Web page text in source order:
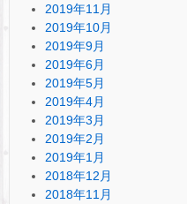
2019年11月
2019年10月
2019年9月
2019年6月
2019年5月
2019年4月
2019年3月
2019年2月
2019年1月
2018年12月
2018年11月